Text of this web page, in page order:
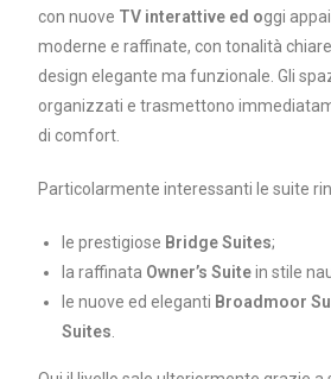
con nuove TV interattive ed oggi
moderne e raffinate, con tonalità
design elegante ma funzionale. Gli
organizzati e trasmettono
di comfort.
Particolarmente interessanti le suite
le prestigiose Bridge Suites;
la raffinata Owner’s Suitein stile
le nuove ed eleganti Broadmoor
Suites